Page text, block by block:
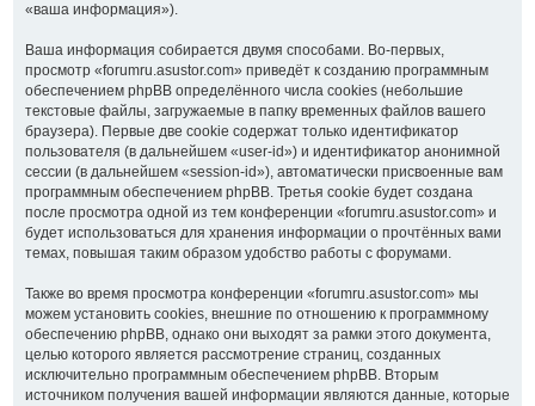
«ваша информация»).
Ваша информация собирается двумя способами. Во-первых,
просмотр «forumru.asustor.com» приведёт к созданию программным
обеспечением phpBB определённого числа cookies (небольшие
текстовые файлы, загружаемые в папку временных файлов вашего
браузера). Первые две cookie содержат только идентификатор
пользователя (в дальнейшем «user-id») и идентификатор анонимной
сессии (в дальнейшем «session-id»), автоматически присвоенные вам
программным обеспечением phpBB. Третья cookie будет создана
после просмотра одной из тем конференции «forumru.asustor.com» и
будет использоваться для хранения информации о прочтённых вами
темах, повышая таким образом удобство работы с форумами.
Также во время просмотра конференции «forumru.asustor.com» мы
можем установить cookies, внешние по отношению к программному
обеспечению phpBB, однако они выходят за рамки этого документа,
целью которого является рассмотрение страниц, созданных
исключительно программным обеспечением phpBB. Вторым
источником получения вашей информации являются данные, которые